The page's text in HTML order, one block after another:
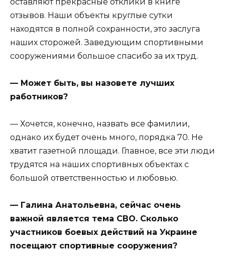
отзывов. Наши объекты круглые сутки
находятся в полной сохранности, это заслуга
наших сторожей. Заведующим спортивными
сооружениями большое спасибо за их труд.
— Может быть, вы назовете лучших
работников?
— Хочется, конечно, назвать все фамилии,
однако их будет очень много, порядка 70. Не
хватит газетной площади. Главное, все эти люди
трудятся на наших спортивных объектах с
большой ответственностью и любовью.
— Галина Анатольевна, сейчас очень
важной является тема СВО. Сколько
участников боевых действий на Украине
посещают спортивные сооружения?